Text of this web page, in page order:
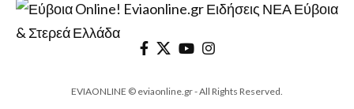
EVIAONLINE © eviaonline.gr - All Rights Reserved.